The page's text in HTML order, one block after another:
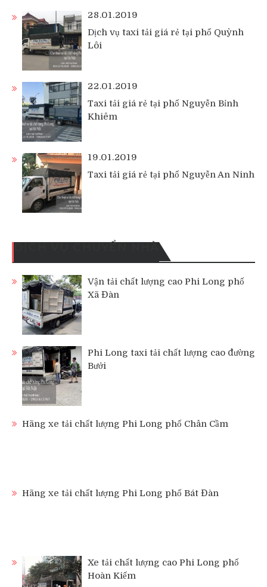
28.01.2019
Dịch vụ taxi tải giá rẻ tại phố Quỳnh
Lôi
22.01.2019
Taxi tải giá rẻ tại phố Nguyễn Bỉnh
Khiêm
19.01.2019
Taxi tải giá rẻ tại phố Nguyễn An Ninh
DỊCH VỤ CHUYỂN NHÀ
Vận tải chất lượng cao Phi Long phố
Xã Đàn
Phi Long taxi tải chất lượng cao đường
Bưởi
Hãng xe tải chất lượng Phi Long phố Chân Cầm
Hãng xe tải chất lượng Phi Long phố Bát Đàn
Xe tải chất lượng cao Phi Long phố
Hoàn Kiếm